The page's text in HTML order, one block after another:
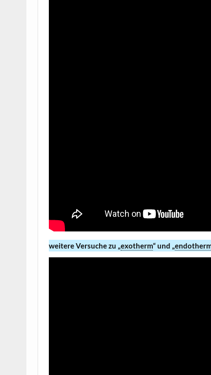
weitere Versuche zu „exotherm“ und „